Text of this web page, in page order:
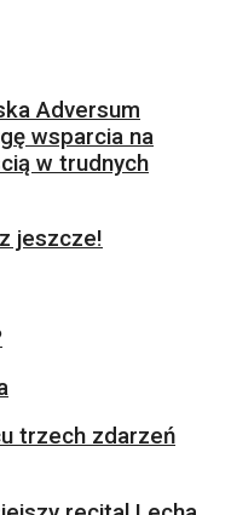
Adversum
wsparcia na
w trudnych
jeszcze!
trzech zdarzeń